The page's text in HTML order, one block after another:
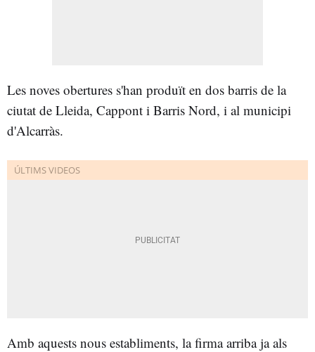
Les noves obertures s'han produït en dos barris de la
ciutat de Lleida, Cappont i Barris Nord, i al municipi
d'Alcarràs.
Amb aquests nous establiments, la firma arriba ja als